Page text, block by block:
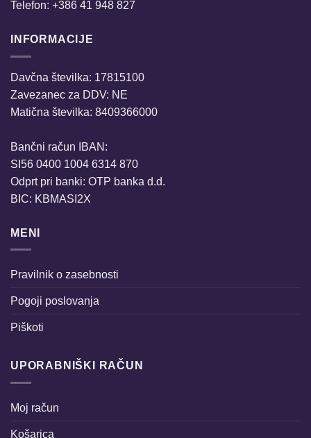
Telefon: +386 41 948 827
INFORMACIJE
Davčna številka: 17815100
Zavezanec za DDV: NE
Matična številka: 8409366000
Bančni račun IBAN:
SI56 0400 1004 6314 870
Odprt pri banki: OTP banka d.d.
BIC: KBMASI2X
MENI
Pravilnik o zasebnosti
Pogoji poslovanja
Piškoti
UPORABNIŠKI RAČUN
Moj račun
Košarica